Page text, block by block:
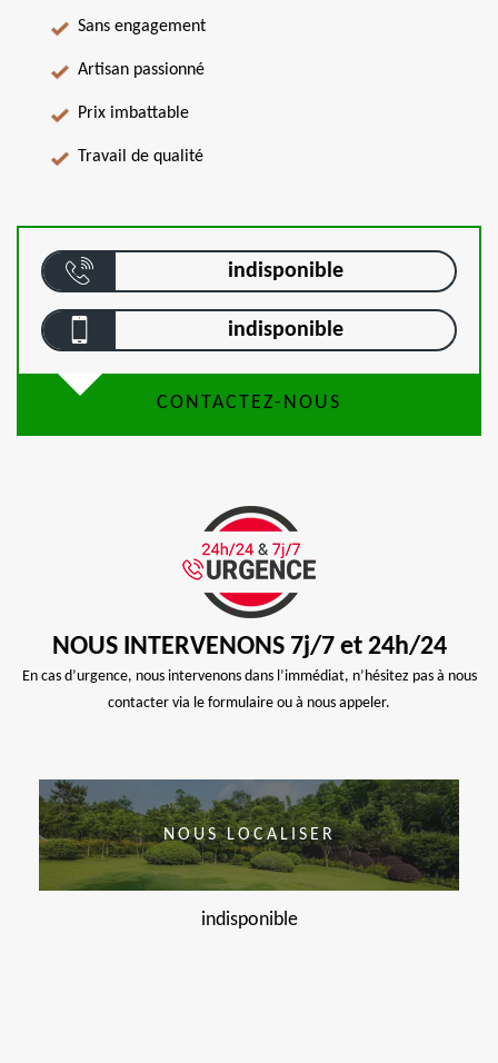
Sans engagement
Artisan passionné
Prix imbattable
Travail de qualité
indisponible
indisponible
CONTACTEZ-NOUS
NOUS INTERVENONS 7j/7 et 24h/24
En cas d’urgence, nous intervenons dans l’immédiat, n’hésitez pas à nous
contacter via le formulaire ou à nous appeler.
NOUS LOCALISER
indisponible